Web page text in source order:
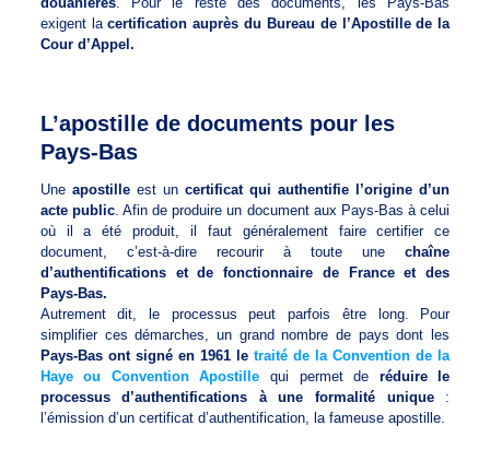
exigent lacertification auprès du Bureau de l’Apostille de la
Cour d’Appel.
L’apostille de documents pour les
Pays-Bas
Une apostilleest un certificat qui authentifie l’origine d’un
acte public. Afin de produire un document aux Pays-Bas à celui
où il a été produit, il faut généralement faire certifier ce
document, c’est-à-dire recourir à toute unechaîne
d’authentifications et de fonctionnaire de France et des
Pays-Bas.
Autrement dit, le processus peut parfois être long. Pour
simplifier ces démarches, un grand nombre de pays dont les
Pays-Bas ont signé en 1961 letraité de la Convention de la
Haye ou Convention Apostille qui permet de réduire le
processus d’authentifications à une formalité unique:
l’émission d’un certificat d’authentification, la fameuse apostille.